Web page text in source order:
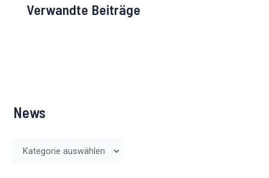
Verwandte Beiträge
News